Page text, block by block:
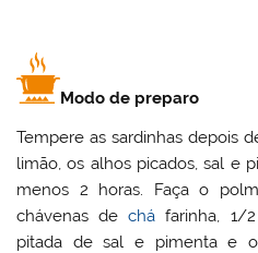
Modo de preparo
Tempere as sardinhas depois
limão, os alhos picados, sal e
menos 2 horas. Faça o
chávenas dechá farinha, 1/
pitada de sal e pimenta e